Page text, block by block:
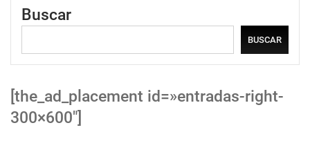
Buscar
BUSCAR
[the_ad_placement id=»entradas-right-
300×600″]